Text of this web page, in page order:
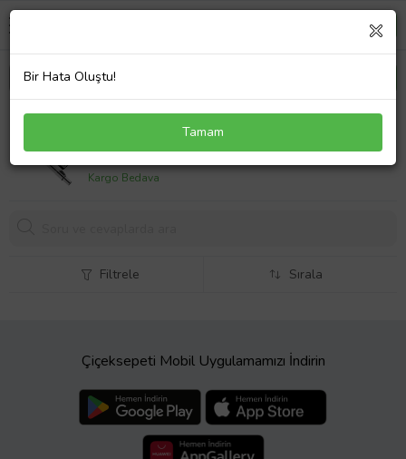
Beko BKS 1235 Süpürge Metal Emici Başlığı
Teleskopik Borusu
924,80 TL
Kargo Bedava
Filtrele Sırala
Çiçeksepeti Mobil Uygulamamızı İndirin
Bir Hata Oluştu!
Tamam